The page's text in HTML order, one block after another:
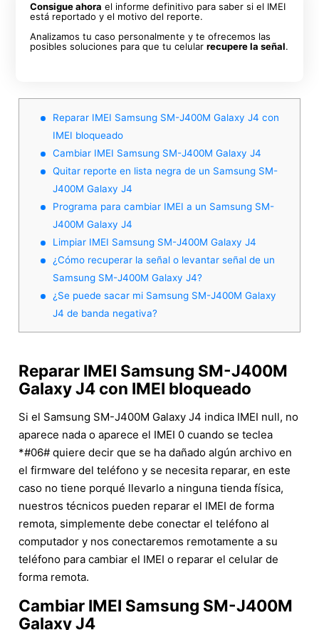
Consigue ahora el informe definitivo para saber si el IMEI
está reportado y el motivo del reporte.
Analizamos tu caso personalmente y te ofrecemos las
posibles soluciones para que tu celularrecupere la señal.
Reparar IMEI Samsung SM-J400M Galaxy J4 con
IMEI bloqueado
Cambiar IMEI Samsung SM-J400M Galaxy J4
Quitar reporte en lista negra de un Samsung SM-
J400M Galaxy J4
Programa para cambiar IMEI a un Samsung SM-
J400M Galaxy J4
Limpiar IMEI Samsung SM-J400M Galaxy J4
¿Cómo recuperar la señal o levantar señal de un
Samsung SM-J400M Galaxy J4?
¿Se puede sacar mi Samsung SM-J400M Galaxy
J4 de banda negativa?
Reparar IMEI Samsung SM-J400M
Galaxy J4 con IMEI bloqueado
Si el Samsung SM-J400M Galaxy J4 indica IMEI null, no
aparece nada o aparece el IMEI 0 cuando se teclea
*#06# quiere decir que se ha dañado algún archivo en
el firmware del teléfono y se necesita reparar, en este
caso no tiene porqué llevarlo a ninguna tienda física,
nuestros técnicos pueden reparar el IMEI de forma
remota, simplemente debe conectar el teléfono al
computador y nos conectaremos remotamente a su
teléfono para cambiar el IMEI o reparar el celular de
forma remota.
Cambiar IMEI Samsung SM-J400M
Galaxy J4